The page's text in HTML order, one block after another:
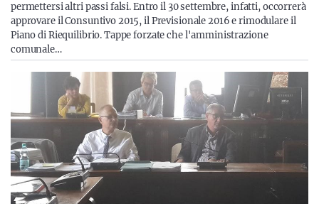
permettersi altri passi falsi. Entro il 30 settembre, infatti, occorrerà
approvare il Consuntivo 2015, il Previsionale 2016 e rimodulare il
Piano di Riequilibrio. Tappe forzate che l'amministrazione
comunale…